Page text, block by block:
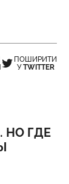
ПОШИРИТИ
УTWITTER
НО ГДЕ